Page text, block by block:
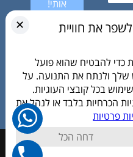
אני
מדיניות
הפרטיות
ושפרטי
ישמשו
ליצירת קשר
✕
את חוויית
כדי להבטיח שהוא פועל
שלך ולנתח את התנועה. על
בכל קובצי העוגיות.
הכרחיות בלבד או לנהל את
פרטיות
דחה הכל